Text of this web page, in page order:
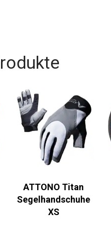
ATTONO Titan
Segelhandschuhe
XS